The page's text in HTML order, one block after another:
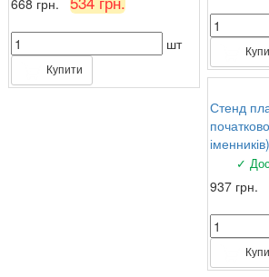
668 грн.
шт
Купити
Стенд
✓
937 грн.